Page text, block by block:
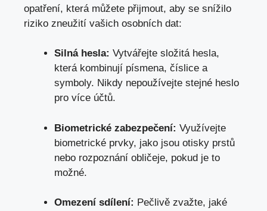
opatření, která můžete přijmout, aby se snížilo
riziko zneužití vašich osobních dat:
Silná hesla: Vytvářejte složitá hesla,
která kombinují písmena, číslice a
symboly. Nikdy nepoužívejte stejné heslo
pro více účtů.
Biometrické zabezpečení: Využívejte
biometrické prvky, jako jsou otisky prstů
nebo rozpoznání obličeje, pokud je to
možné.
Omezení sdílení: Pečlivě zvažte, jaké